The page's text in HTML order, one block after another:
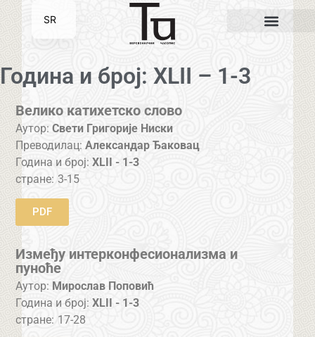
Година и број: XLII – 1-3
Велико катихетско слово
Аутор: Свети Григорије Ниски
Преводилац: Александар Ђаковац
Година и број:XLII - 1-3
стране: 3-15
PDF
Између интерконфесионализма и
пуноће
Аутор: Мирослав Поповић
Година и број:XLII - 1-3
стране: 17-28
SR
EN